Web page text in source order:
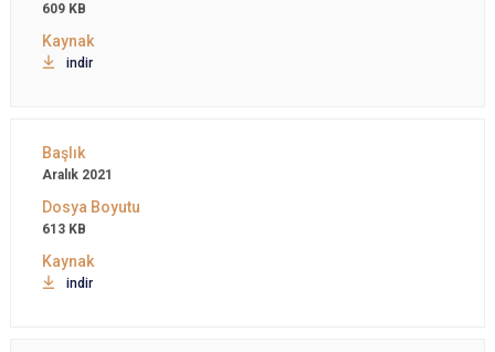
609 KB
indir
Aralık 2021
613 KB
indir